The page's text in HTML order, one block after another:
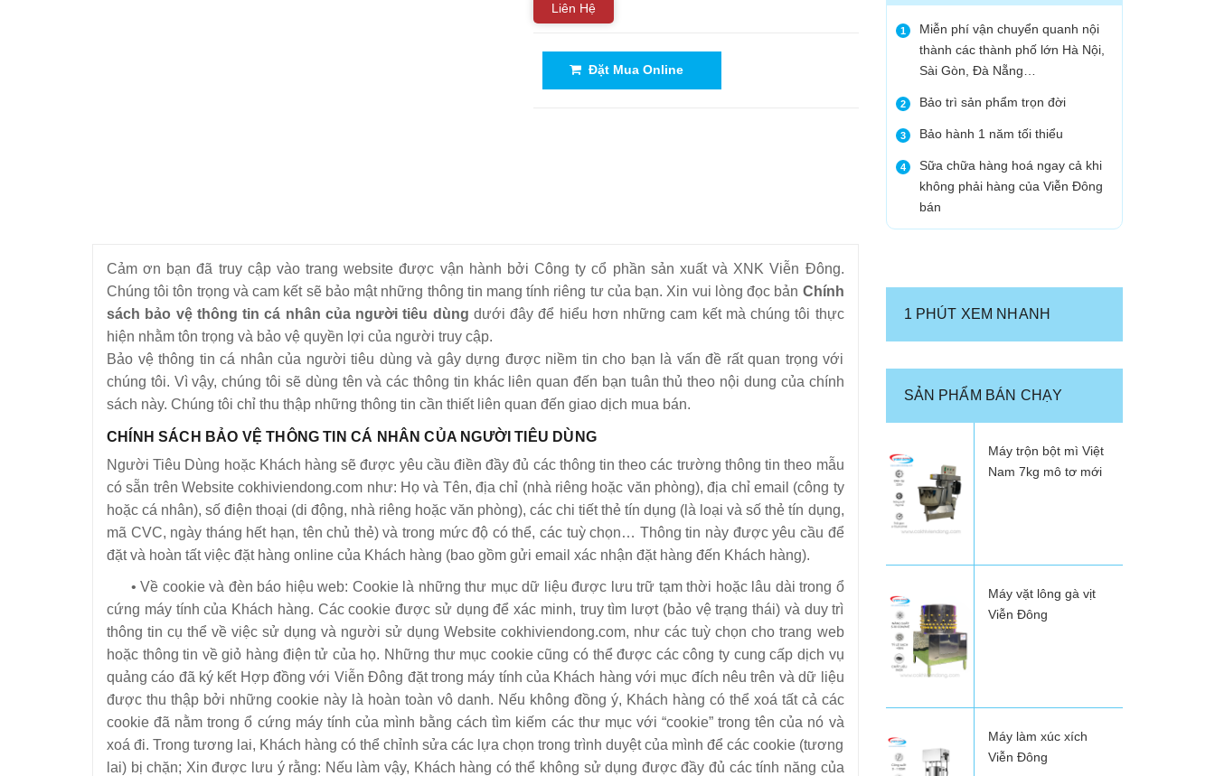
Liên Hệ
Đặt Mua Online
1
Miễn phí vận chuyển quanh nội
thành các thành phố lớn Hà Nội,
Sài Gòn, Đà Nẵng…
2 Bảo trì sản phẩm trọn đời
3 Bảo hành 1 năm tối thiểu
4
Sữa chữa hàng hoá ngay cả khi
không phải hàng của Viễn Đông
bán
Cảm ơn bạn đã truy cập vào trang website được vận hành bởi Công ty cổ phần sản xuất và XNK Viễn Đông.
Chúng tôi tôn trọng và cam kết sẽ bảo mật những thông tin mang tính riêng tư của bạn. Xin vui lòng đọc bản Chính
sách bảo vệ thông tin cá nhân của người tiêu dùng dưới đây để hiểu hơn những cam kết mà chúng tôi thực
hiện nhằm tôn trọng và bảo vệ quyền lợi của người truy cập.
Bảo vệ thông tin cá nhân của người tiêu dùng và gây dựng được niềm tin cho bạn là vấn đề rất quan trọng với
chúng tôi. Vì vậy, chúng tôi sẽ dùng tên và các thông tin khác liên quan đến bạn tuân thủ theo nội dung của chính
sách này. Chúng tôi chỉ thu thập những thông tin cần thiết liên quan đến giao dịch mua bán.
CHÍNH SÁCH BẢO VỆ THÔNG TIN CÁ NHÂN CỦA NGƯỜI TIÊU DÙNG
Người Tiêu Dùng hoặc Khách hàng sẽ được yêu cầu điền đầy đủ các thông tin theo các trường thông tin theo mẫu
có sẵn trên Website cokhiviendong.com như: Họ và Tên, địa chỉ (nhà riêng hoặc văn phòng), địa chỉ email (công ty
hoặc cá nhân), số điện thoại (di động, nhà riêng hoặc văn phòng), các chi tiết thẻ tín dụng (là loại và số thẻ tín dụng,
mã CVC, ngày tháng hết hạn, tên chủ thẻ) và trong mức độ có thể, các tuỳ chọn… Thông tin này được yêu cầu để
đặt và hoàn tất việc đặt hàng online của Khách hàng (bao gồm gửi email xác nhận đặt hàng đến Khách hàng).
• Về cookie và đèn báo hiệu web: Cookie là những thư mục dữ liệu được lưu trữ tạm thời hoặc lâu dài trong ổ
cứng máy tính của Khách hàng. Các cookie được sử dụng để xác minh, truy tìm lượt (bảo vệ trạng thái) và duy trì
thông tin cụ thể về việc sử dụng và người sử dụng Website cokhiviendong.com, như các tuỳ chọn cho trang web
hoặc thông tin về giỏ hàng điện tử của họ. Những thư mục cookie cũng có thể được các công ty cung cấp dịch vụ
quảng cáo đã ký kết Hợp đồng với Viễn Đông đặt trong máy tính của Khách hàng với mục đích nêu trên và dữ liệu
được thu thập bởi những cookie này là hoàn toàn vô danh. Nếu không đồng ý, Khách hàng có thể xoá tất cả các
cookie đã nằm trong ổ cứng máy tính của mình bằng cách tìm kiếm các thư mục với “cookie” trong tên của nó và
xoá đi. Trong tương lai, Khách hàng có thể chỉnh sửa các lựa chọn trong trình duyệt của mình để các cookie (tương
lai) bị chặn; Xin được lưu ý rằng: Nếu làm vậy, Khách hàng có thể không sử dụng được đầy đủ các tính năng của
1 PHÚT XEM NHANH
SẢN PHẨM BÁN CHẠY
Máy trộn bột mì Việt
Nam 7kg mô tơ mới
Máy vặt lông gà vịt
Viễn Đông
Máy làm xúc xích
Viễn Đông
UNCATEGORIZED